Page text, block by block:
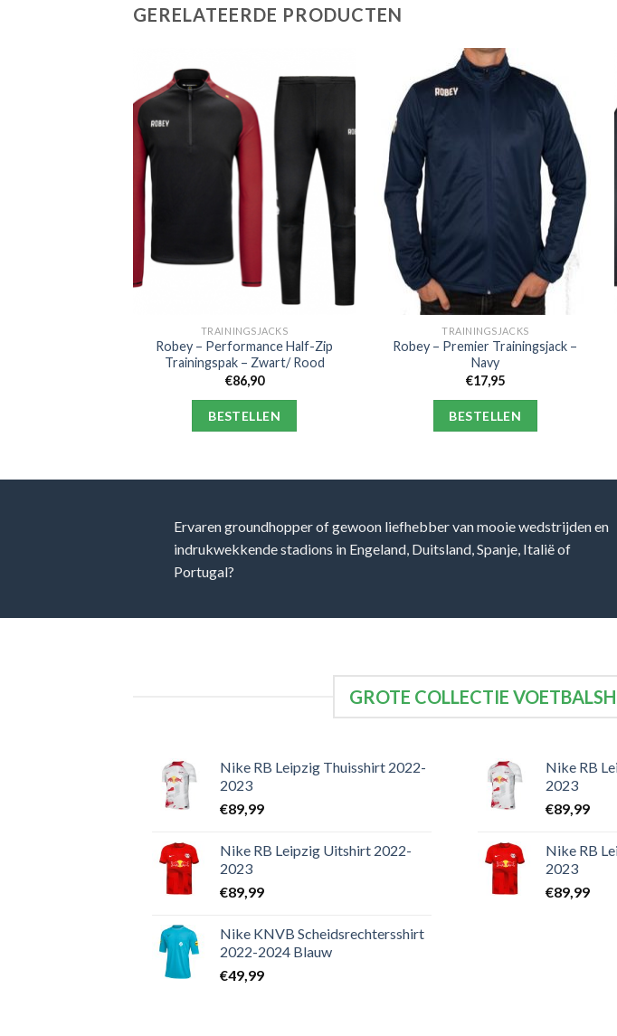
GERELATEERDE PRODUCTEN
TRAININGSJACKS
Robey – Performance Half-Zip
Trainingspak – Zwart/ Rood
€86,90
BESTELLEN
TRAININGSJACKS
Robey – Premier Trainingsjack –
Navy
€17,95
BESTELLEN
Ervaren groundhopper of gewoon liefhebber van mooie wedstrijden en
indrukwekkende stadions in Engeland, Duitsland, Spanje, Italië of
Portugal?
GROTE COLLECTIE
Nike RB Leipzig Thuisshirt 2022-
2023
€89,99
Nike RB Leipzig Uitshirt 2022-
2023
€89,99
Nike KNVB Scheidsrechtersshirt
2022-2024 Blauw
€49,99
Nike RB
2023
€89,99
Nike RB
2023
€89,99